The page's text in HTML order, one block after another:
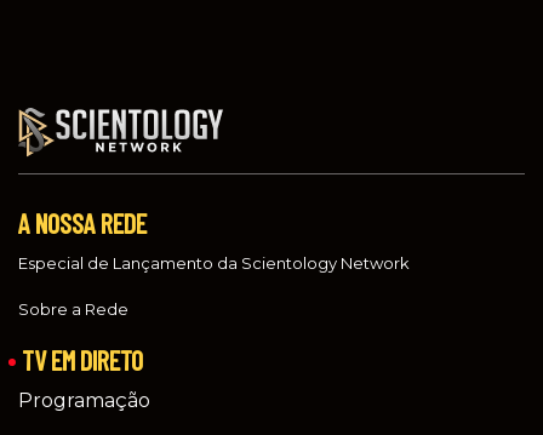
A NOSSA REDE
Especial de Lançamento da Scientology Network
Sobre a Rede
TV EM DIRETO
Programação